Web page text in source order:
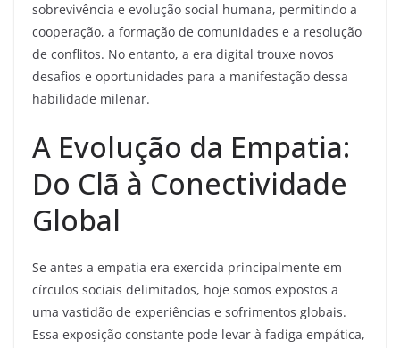
sobrevivência e evolução social humana, permitindo a
cooperação, a formação de comunidades e a resolução
de conflitos. No entanto, a era digital trouxe novos
desafios e oportunidades para a manifestação dessa
habilidade milenar.
A Evolução da Empatia:
Do Clã à Conectividade
Global
Se antes a empatia era exercida principalmente em
círculos sociais delimitados, hoje somos expostos a
uma vastidão de experiências e sofrimentos globais.
Essa exposição constante pode levar à fadiga empática,